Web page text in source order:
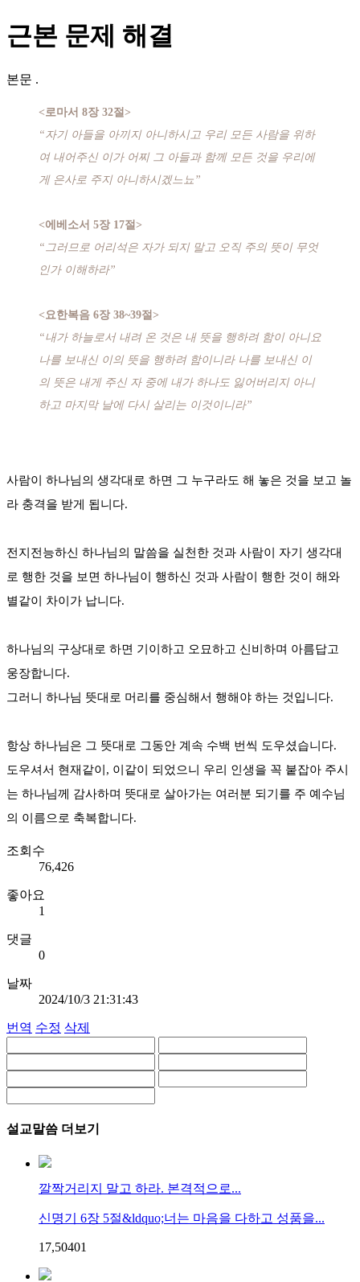
근본 문제 해결
본문 .
<로마서 8장 32절>
“자기 아들을 아끼지 아니하시고 우리 모든 사람을 위하
여 내어주신 이가 어찌 그 아들과 함께 모든 것을 우리에
게 은사로 주지 아니하시겠느뇨”
<에베소서 5장 17절>
“그러므로 어리석은 자가 되지 말고 오직 주의 뜻이 무엇
인가 이해하라”
<요한복음 6장 38~39절>
“내가 하늘로서 내려 온 것은 내 뜻을 행하려 함이 아니요
나를 보내신 이의 뜻을 행하려 함이니라 나를 보내신 이
의 뜻은 내게 주신 자 중에 내가 하나도 잃어버리지 아니
하고 마지막 날에 다시 살리는 이것이니라”
사람이 하나님의 생각대로 하면 그 누구라도 해 놓은 것을 보고 놀
라 충격을 받게 됩니다.
전지전능하신 하나님의 말씀을 실천한 것과 사람이 자기 생각대
로 행한 것을 보면 하나님이 행하신 것과 사람이 행한 것이 해와
별같이 차이가 납니다.
하나님의 구상대로 하면 기이하고 오묘하고 신비하며 아름답고
웅장합니다.
그러니 하나님 뜻대로 머리를 중심해서 행해야 하는 것입니다.
항상 하나님은 그 뜻대로 그동안 계속 수백 번씩 도우셨습니다.
도우셔서 현재같이, 이같이 되었으니 우리 인생을 꼭 붙잡아 주시
는 하나님께 감사하며 뜻대로 살아가는 여러분 되기를 주 예수님
의 이름으로 축복합니다.
조회수
76,426
좋아요
1
댓글
0
날짜
2024/10/3 21:31:43
번역 수정 삭제
설교말씀 더보기
깔짝거리지 말고 하라. 본격적으로...
신명기 6장 5절&ldquo;너는 마음을 다하고 성품을...
17,50401